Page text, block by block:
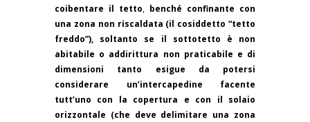
coibentare il tetto, benché confinante con
una zona non riscaldata (il cosiddetto “tetto
freddo”), soltanto se il sottotetto è non
abitabile o addirittura non praticabile e di
dimensioni tanto esigue da potersi
considerare un’intercapedine facente
tutt’uno con la copertura e con il solaio
orizzontale (che deve delimitare una zona